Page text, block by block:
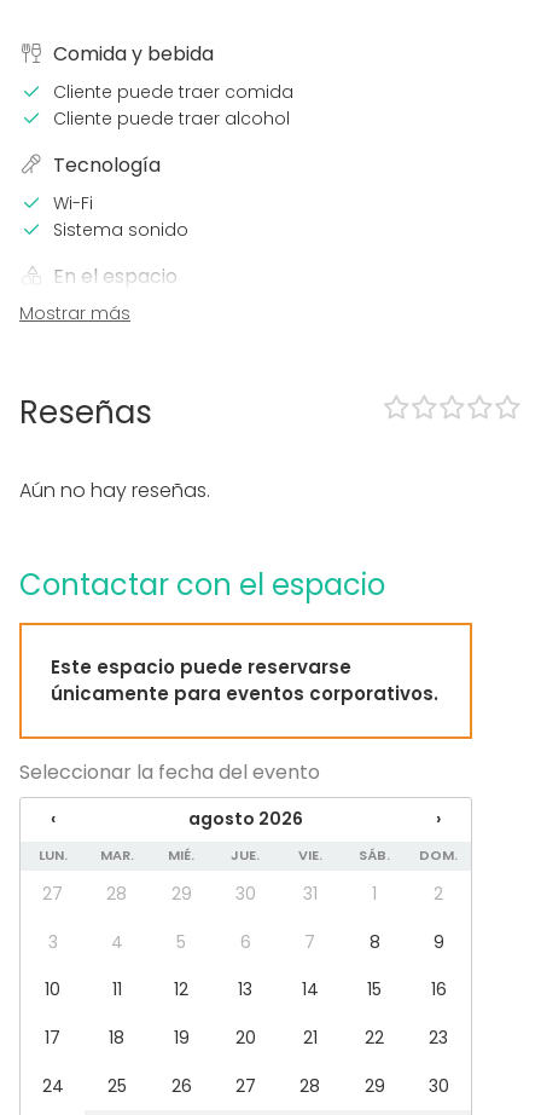
Comida y bebida
Cliente puede traer comida
Cliente puede traer alcohol
Tecnología
Wi-Fi
Sistema sonido
En el espacio
Uso exclusivo
Mobiliario
Reunión / Workshop
Conferencia / Formación
Fiesta infantil
Fiesta de empresa
Tipo de espacio
Espacio al aire libre
Jardín / Patio
Terraza
Mostrar más
Reseñas
Aún no hay reseñas.
Contactar con el espacio
Este espacio puede reservarse
únicamente para eventos corporativos.
Seleccionar la fecha del evento
‹ agosto 2026 ›
LUN. MAR. MIÉ. JUE. VIE. SÁB. DOM.
27 28 29 30 31 1
2
3
4 5 6 7 8
9
10
11 12 13 14 15
16
17
18 19 20 21 22
23
24
25 26 27 28 29
30